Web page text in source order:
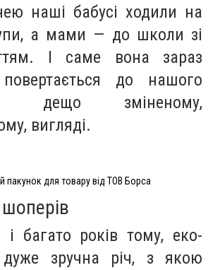
наші бабусі ходили на
а мами — до школи зі
І саме вона зараз
до нашого
дещо зміненому,
вигляді.
пакунок для товару від ТОВ Борса
багато років тому, еко-
зручна річ, з якою